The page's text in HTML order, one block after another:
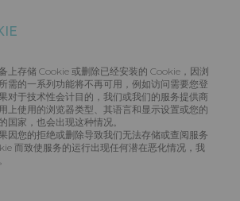
上存储 Cookie 或删除已经安装的 Cookie，因浏
需的一系列功能将不再可用，例如访问需要您登
对于技术性会计目的，我们或我们的服务提供商
上使用的浏览器类型、其语言和显示设置或您的
国家，也会出现这种情况。
因您的拒绝或删除导致我们无法存储或查阅服务
而致使服务的运行出现任何潜在恶化情况，我